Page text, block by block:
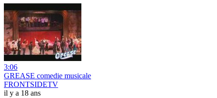
3:06
GREASE comedie musicale
FRONTSIDETV
il y a 18 ans